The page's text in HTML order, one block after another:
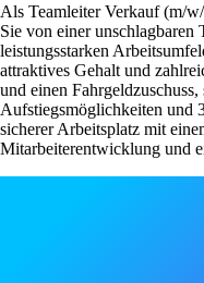
Als Teamleiter Verkauf (m/
Sie von einer unschlagbaren
leistungsstarken
attraktives Gehalt und
und einen
Aufstiegsmöglichkeiten und
sicherer Arbeitsplatz mit
Mitarbeiterentwicklung und